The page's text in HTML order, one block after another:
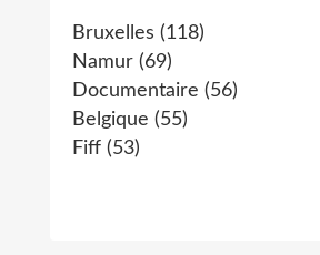
Bruxelles (118)
Namur (69)
Documentaire (56)
Belgique (55)
Fiff (53)